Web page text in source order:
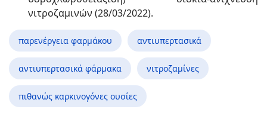
νιτροζαμινών (28/03/2022).
παρενέργεια φαρμάκου αντιυπερτασικά
αντιυπερτασικά φάρμακα νιτροζαμίνες
πιθανώς καρκινογόνες ουσίες